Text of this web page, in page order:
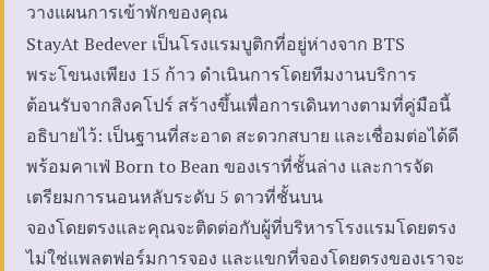
วางแผนการเข้าพักของคุณ
StayAt Bedever เป็นโรงแรมบูติกที่อยู่ห่างจาก BTS
พระโขนงเพียง 15 ก้าว ดำเนินการโดยทีมงานบริการ
ต้อนรับจากสิงคโปร์ สร้างขึ้นเพื่อการเดินทางตามที่คู่มือนี้
อธิบายไว้: เป็นฐานที่สะอาด สะดวกสบาย และเชื่อมต่อได้ดี
พร้อมคาเฟ่ Born to Bean ของเราที่ชั้นล่าง และการจัด
เตรียมการนอนหลับระดับ 5 ดาวที่ชั้นบน
จองโดยตรงและคุณจะติดต่อกับผู้ที่บริหารโรงแรมโดยตรง
ไม่ใช่แพลตฟอร์มการจอง และแขกที่จองโดยตรงของเราจะ